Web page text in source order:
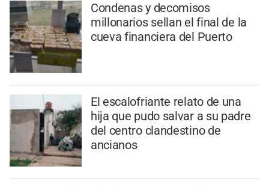
Condenas y decomisos
millonarios sellan el final de la
cueva financiera del Puerto
El escalofriante relato de una
hija que pudo salvar a su padre
del centro clandestino de
ancianos